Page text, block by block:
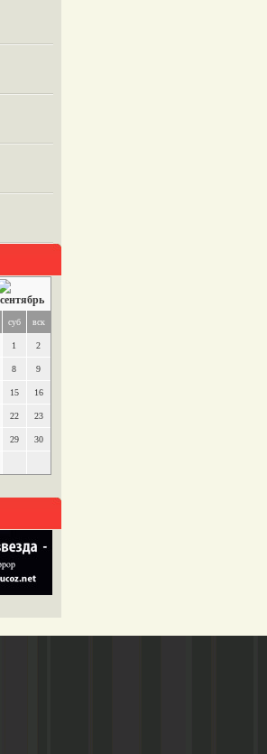
суб вск
1 2
8 9
15 16
22 23
29 30